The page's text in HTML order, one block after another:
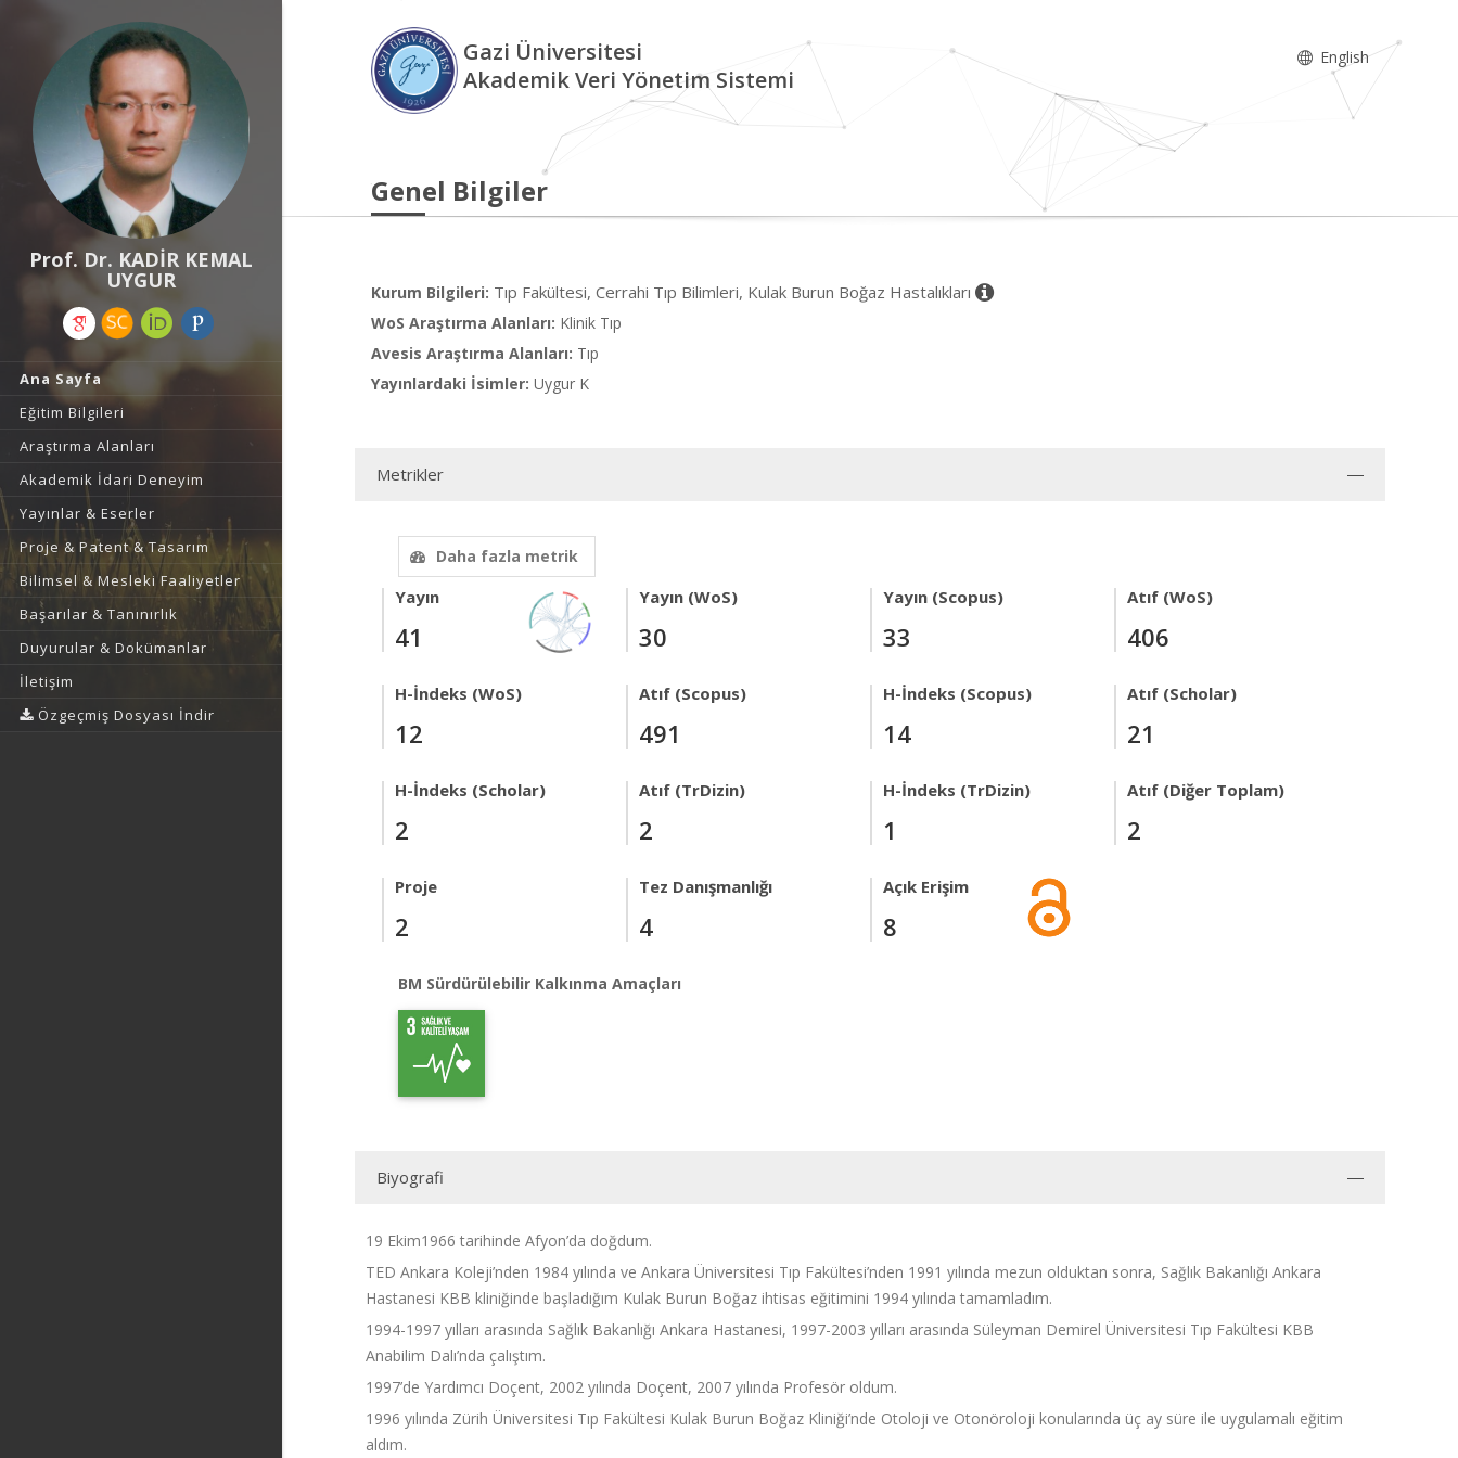
Prof. Dr. KADİR KEMAL
UYGUR
Ana Sayfa
Eğitim Bilgileri
Araştırma Alanları
Akademik İdari Deneyim
Yayınlar & Eserler
Proje & Patent & Tasarım
Bilimsel & Mesleki Faaliyetler
Başarılar & Tanınırlık
Duyurular & Dokümanlar
İletişim
Özgeçmiş Dosyası İndir
Gazi Üniversitesi
Akademik Veri Yönetim Sistemi
English
Genel Bilgiler
Kurum Bilgileri: Tıp Fakültesi, Cerrahi Tıp Bilimleri, Kulak Burun Boğaz Hastalıkları
WoS Araştırma Alanları: Klinik Tıp
Avesis Araştırma Alanları: Tıp
Yayınlardaki İsimler: Uygur K
Metrikler
Daha fazla metrik
Yayın
41
Yayın (WoS)
30
Yayın (Scopus)
33
Atıf (WoS)
406
H-İndeks (WoS)
12
Atıf (Scopus)
491
H-İndeks (Scopus)
14
Atıf (Scholar)
21
H-İndeks (Scholar)
2
Atıf (TrDizin)
2
H-İndeks (TrDizin)
1
Atıf (Diğer Toplam)
2
Proje
2
Tez Danışmanlığı
4
Açık Erişim
8
BM Sürdürülebilir Kalkınma Amaçları
Biyografi
19 Ekim1966 tarihinde Afyon’da doğdum. ​​
TED Ankara Koleji’nden 1984 yılında ve Ankara Üniversitesi Tıp Fakültesi’nden 1991 yılında mezun olduktan sonra, Sağlık Bakanlığı Ankara
Hastanesi KBB kliniğinde başladığım Kulak Burun Boğaz ihtisas eğitimini 1994 yılında tamamladım.
1994-1997 yılları arasında Sağlık Bakanlığı Ankara Hastanesi, 1997-2003 yılları arasında Süleyman Demirel Üniversitesi Tıp Fakültesi KBB
Anabilim Dalı’nda çalıştım.
1997’de Yardımcı Doçent, 2002 yılında Doçent, 2007 yılında Profesör oldum.
1996 yılında Zürih Üniversitesi Tıp Fakültesi Kulak Burun Boğaz Kliniği’nde Otoloji ve Otonöroloji konularında üç ay süre ile uygulamalı eğitim
aldım.